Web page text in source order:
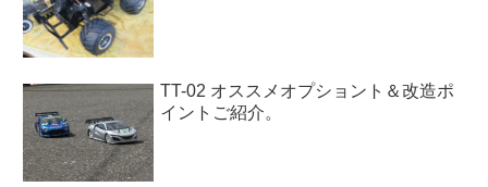
TT-02 オススメオプショント＆改造ポ
イントご紹介。